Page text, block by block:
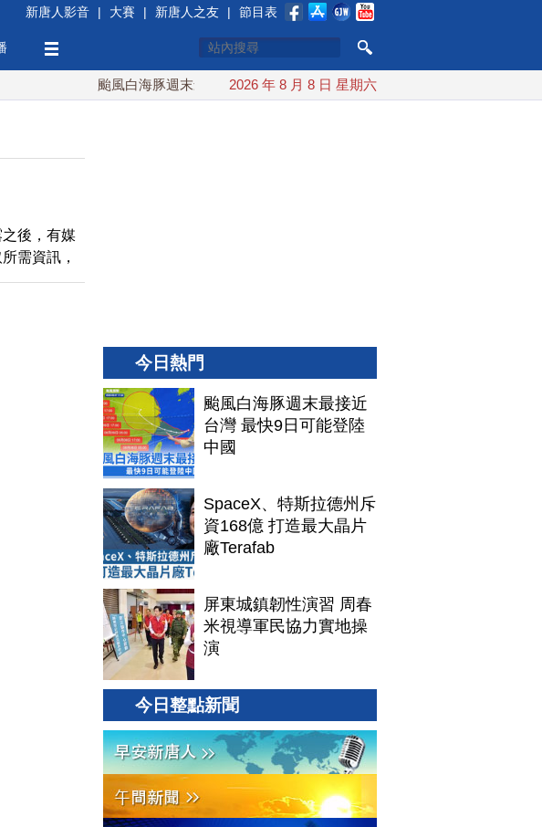
新唐人影音 | 大賽 | 新唐人之友 | 節目表
颱風白海豚週末最接近台灣 最快9日可能登陸中國
2026 年 8 月 8 日 星期六
後，有媒
需資訊，
認了這項
今日熱門
颱風白海豚週末最接近
台灣 最快9日可能登陸
中國
SpaceX、特斯拉德州斥
資168億 打造最大晶片
廠Terafab
屏東城鎮韌性演習 周春
米視導軍民協力實地操
演
今日整點新聞